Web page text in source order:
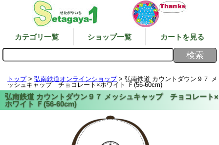
カテゴリ一覧 ショップ一覧 カートを見る
トップ> 弘南鉄道オンラインショップ> 弘南鉄道 カウントダウン９７ メ
ッシュキャップ チョコレート×ホワイト Ｆ(56-60cm)